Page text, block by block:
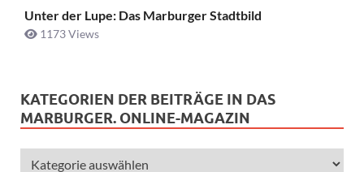
Unter der Lupe: Das Marburger Stadtbild
1173 Views
KATEGORIEN DER BEITRÄGE IN DAS
MARBURGER. ONLINE-MAGAZIN